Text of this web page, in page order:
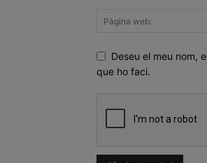
Deseu el meu nom,
que ho faci.